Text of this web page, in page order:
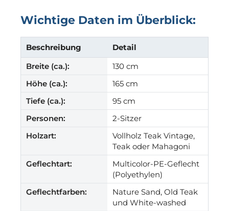
Wichtige Daten im Überblick:
Beschreibung
Detail
Breite (ca.):
130 cm
Höhe (ca.):
165 cm
Tiefe (ca.):
95 cm
Personen:
2-Sitzer
Holzart:
Vollholz Teak Vintage,
Teak oder Mahagoni
Geflechtart:
Multicolor-PE-Geflecht
(Polyethylen)
Geflechtfarben:
Nature Sand, Old Teak
und White-washed